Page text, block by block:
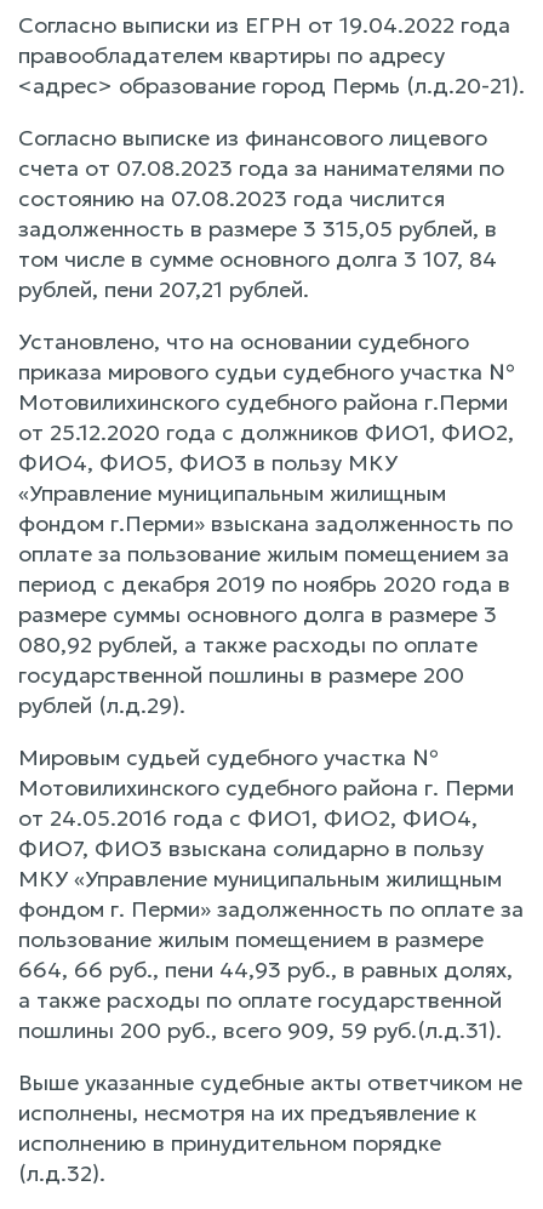
Согласно выписки из ЕГРН от 19.04.2022 года
правообладателем квартиры по адресу
<адрес> образование город Пермь (л.д.20-21).
Согласно выписке из финансового лицевого
счета от 07.08.2023 года за нанимателями по
состоянию на 07.08.2023 года числится
задолженность в размере 3 315,05 рублей, в
том числе в сумме основного долга 3 107, 84
рублей, пени 207,21 рублей.
Установлено, что на основании судебного
приказа мирового судьи судебного участка №
Мотовилихинского судебного района г.Перми
от 25.12.2020 года с должников ФИО1, ФИО2,
ФИО4, ФИО5, ФИО3 в пользу МКУ
«Управление муниципальным жилищным
фондом г.Перми» взыскана задолженность по
оплате за пользование жилым помещением за
период с декабря 2019 по ноябрь 2020 года в
размере суммы основного долга в размере 3
080,92 рублей, а также расходы по оплате
государственной пошлины в размере 200
рублей (л.д.29).
Мировым судьей судебного участка №
Мотовилихинского судебного района г. Перми
от 24.05.2016 года с ФИО1, ФИО2, ФИО4,
ФИО7, ФИО3 взыскана солидарно в пользу
МКУ «Управление муниципальным жилищным
фондом г. Перми» задолженность по оплате за
пользование жилым помещением в размере
664, 66 руб., пени 44,93 руб., в равных долях,
а также расходы по оплате государственной
пошлины 200 руб., всего 909, 59 руб.(л.д.31).
Выше указанные судебные акты ответчиком не
исполнены, несмотря на их предъявление к
исполнению в принудительном порядке
(л.д.32).